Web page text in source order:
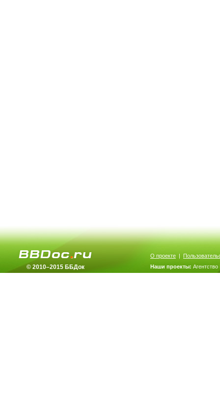
© 2010–2015 ББДок
О проекте |
Наши проекты: